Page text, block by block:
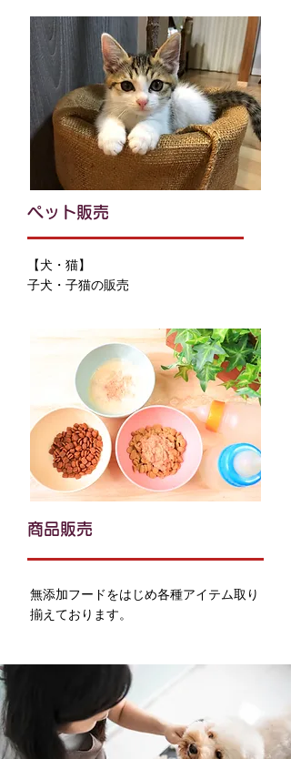
ペット販売
【犬・猫】
子犬・子猫の販売
商品販売
無添加フードをはじめ各種アイテム取り
揃えております。